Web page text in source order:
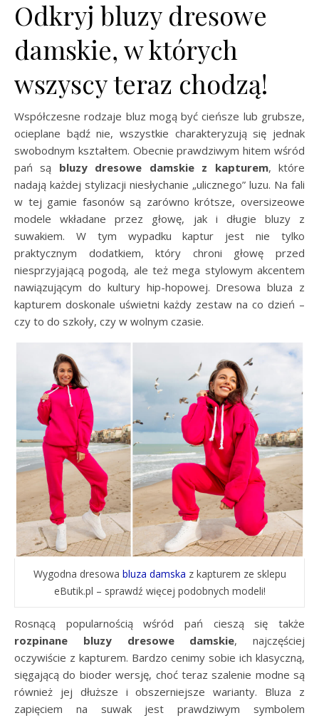
Odkryj bluzy dresowe
damskie, w których
wszyscy teraz chodzą!
Współczesne rodzaje bluz mogą być cieńsze lub grubsze,
ocieplane bądź nie, wszystkie charakteryzują się jednak
swobodnym kształtem. Obecnie prawdziwym hitem wśród
pań są bluzy dresowe damskie z kapturem, które
nadają każdej stylizacji niesłychanie „ulicznego” luzu. Na fali
w tej gamie fasonów są zarówno krótsze, oversizeowe
modele wkładane przez głowę, jak i długie bluzy z
suwakiem. W tym wypadku kaptur jest nie tylko
praktycznym dodatkiem, który chroni głowę przed
niesprzyjającą pogodą, ale też mega stylowym akcentem
nawiązującym do kultury hip-hopowej. Dresowa bluza z
kapturem doskonale uświetni każdy zestaw na co dzień –
czy to do szkoły, czy w wolnym czasie.
Wygodna dresowa bluza damska z kapturem ze sklepu
eButik.pl – sprawdź więcej podobnych modeli!
Rosnącą popularnością wśród pań cieszą się także
rozpinane bluzy dresowe damskie, najczęściej
oczywiście z kapturem. Bardzo cenimy sobie ich klasyczną,
sięgającą do bioder wersję, choć teraz szalenie modne są
również jej dłuższe i obszerniejsze warianty. Bluza z
zapięciem na suwak jest prawdziwym symbolem